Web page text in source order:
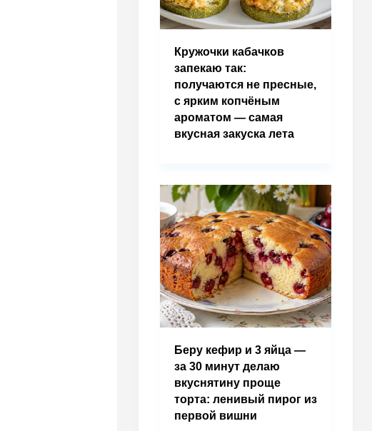
Кружочки кабачков
запекаю так:
получаются не пресные,
с ярким копчёным
ароматом — самая
вкусная закуска лета
Беру кефир и 3 яйца —
за 30 минут делаю
вкуснятину проще
торта: ленивый пирог из
первой вишни